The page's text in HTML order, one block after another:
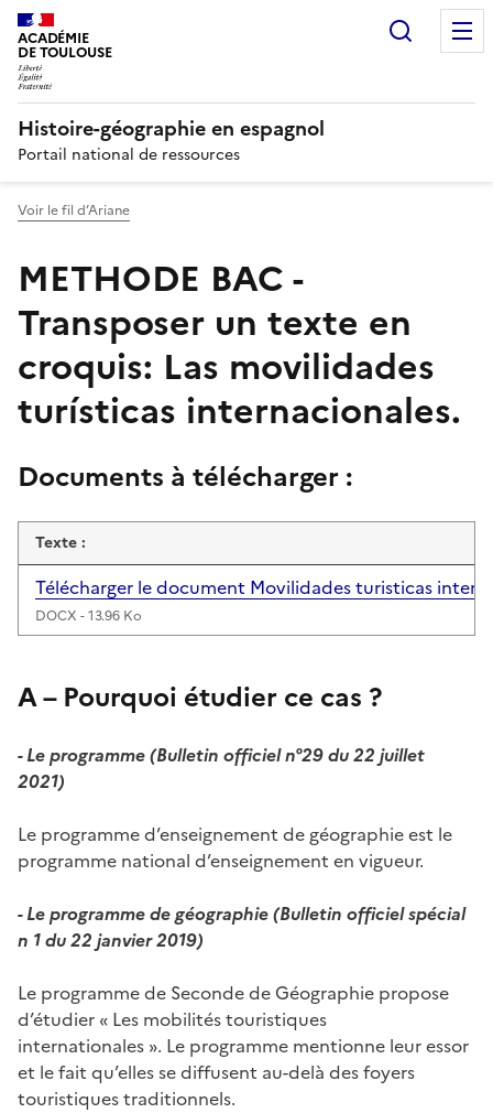
ACADÉMIE
DE TOULOUSE
Histoire-géographie en espagnol
Portail national de ressources
Voir le fil d’Ariane
METHODE BAC -
Transposer un texte en
croquis: Las movilidades
turísticas internacionales.
Documents à télécharger :
Texte :
Télécharger le document Movilidades turisticas
DOCX - 13.96 Ko
A – Pourquoi étudier ce cas ?
- Le programme (Bulletin officiel n°29 du 22 juillet
2021)
Le programme d’enseignement de géographie est le
programme national d’enseignement en vigueur.
- Le programme de géographie (Bulletin officielspécial
n 1 du 22 janvier 2019)
Le programme de Seconde de Géographie propose
d’étudier « Les mobilités touristiques
internationales ». Le programme mentionne leur essor
et le fait qu’elles se diffusent au-delà des foyers
touristiques traditionnels.